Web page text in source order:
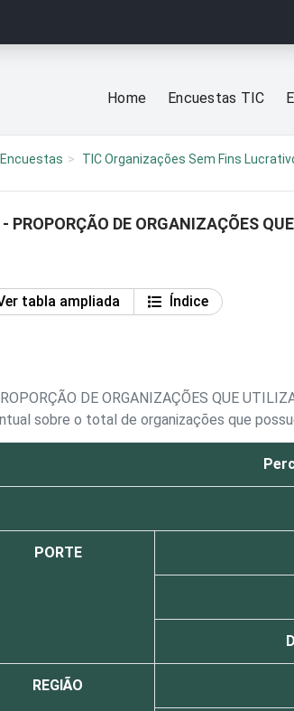
Home Encuestas TIC
Encuestas TIC Organizações Sem Fins
- PROPORÇÃO DE ORGANIZAÇÕES
tabla ampliada
Índice
DE ORGANIZAÇÕES QUE
sobre o total de organizações que
PORTE
REGIÃO